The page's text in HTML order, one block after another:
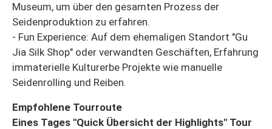
Museum, um über den gesamten Prozess der
Seidenproduktion zu erfahren.
- Fun Experience: Auf dem ehemaligen Standort "Gu
Jia Silk Shop" oder verwandten Geschäften, Erfahrung
immaterielle Kulturerbe Projekte wie manuelle
Seidenrolling und Reiben.
Empfohlene Tourroute
Eines Tages "Quick Übersicht der Highlights" Tour